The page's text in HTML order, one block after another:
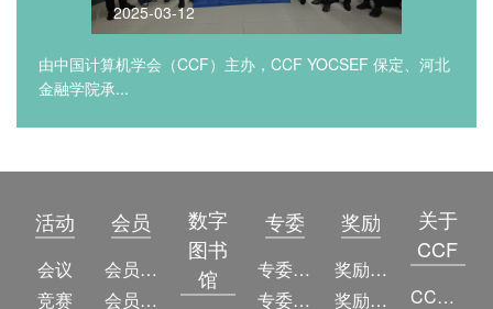
2025-03-12
由中国计算机学会（CCF）主办，CCF YOCSEF 保定、河北
金融学院承...
活动
会议
竞赛
会员
会员简介
会员权益
数字
图书
馆
专委
专委简介
专委条例
奖励
奖励动态
奖励目录
关于
CCF
CCF简介